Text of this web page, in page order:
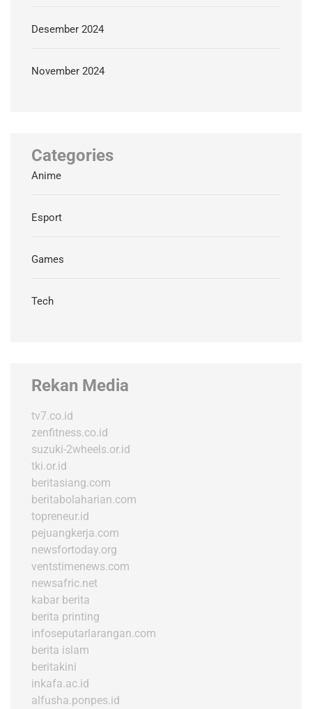
Desember 2024
November 2024
Categories
Anime
Esport
Games
Tech
Rekan Media
tv7.co.id
zenfitness.co.id
suzuki-2wheels.or.id
tki.or.id
beritasiang.com
beritabolaharian.com
topreneur.id
pejuangkerja.com
newsfortoday.org
ventstimenews.com
newsafric.net
kabar berita
berita printing
infoseputarlarangan.com
berita islam
beritakini
inkafa.ac.id
alfusha.ponpes.id